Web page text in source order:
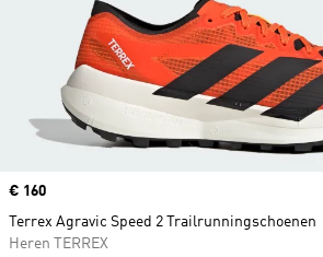
Price
€ 160
Terrex Agravic Speed 2 Trailrunningschoenen
Heren TERREX